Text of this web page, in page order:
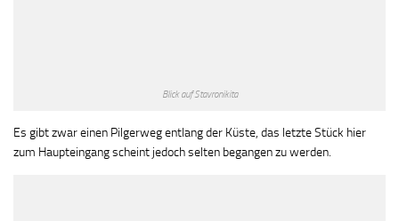
Blick auf Stavronikita
Es gibt zwar einen Pilgerweg entlang der Küste, das letzte Stück hier
zum Haupteingang scheint jedoch selten begangen zu werden.